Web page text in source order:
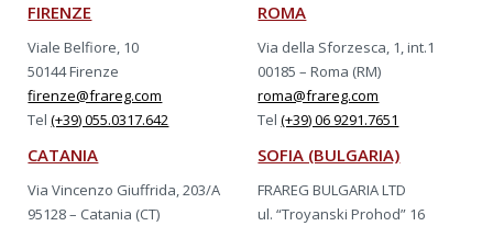
FIRENZE
Viale Belfiore, 10
50144 Firenze
firenze@frareg.com
Tel(+39) 055.0317.642
ROMA
Via della Sforzesca, 1, int.1
00185 – Roma (RM)
roma@frareg.com
Tel(+39) 06 9291.7651
CATANIA
Via Vincenzo Giuffrida, 203/A
95128 – Catania (CT)
SOFIA (BULGARIA)
FRAREG BULGARIA LTD
ul. “Troyanski Prohod” 16